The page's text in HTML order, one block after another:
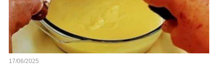
17/06/2025